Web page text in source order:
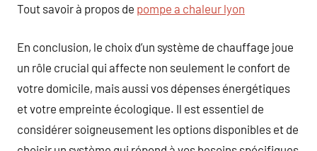
Tout savoir à propos de pompe a chaleur lyon
En conclusion, le choix d’un système de chauffage joue
un rôle crucial qui affecte non seulement le confort de
votre domicile, mais aussi vos dépenses énergétiques
et votre empreinte écologique. Il est essentiel de
considérer soigneusement les options disponibles et de